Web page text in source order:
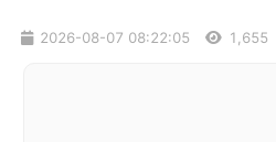
2026-08-07 08:22:05 1,655